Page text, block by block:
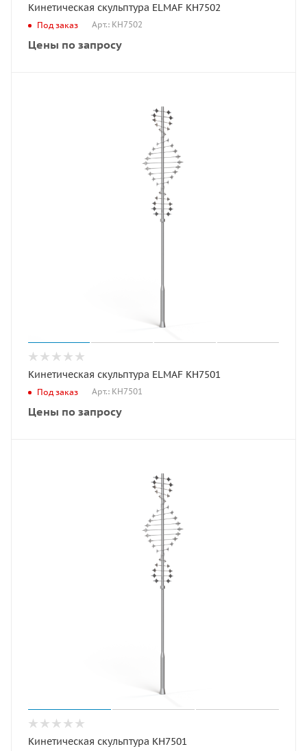
Кинетическая скульптура ELMAF КН7502
Под заказ Арт.: КН7502
Цены по запросу
Кинетическая скульптура ELMAF КН7501
Под заказ Арт.: КН7501
Цены по запросу
Кинетическая скульптура КН7501